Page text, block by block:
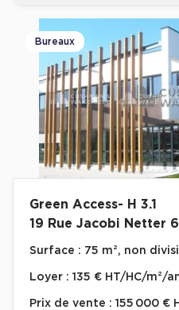
Bureaux
Green Access- H 3.1
19 Rue Jacobi Netter
Surface : 75 m², non
Loyer : 135 € HT/HC/m²/
Prix de vente : 155 000 €